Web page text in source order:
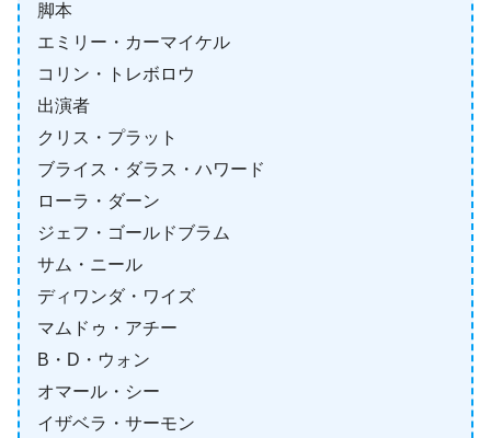
脚本
エミリー・カーマイケル
コリン・トレボロウ
出演者
クリス・プラット
ブライス・ダラス・ハワード
ローラ・ダーン
ジェフ・ゴールドブラム
サム・ニール
ディワンダ・ワイズ
マムドゥ・アチー
B・D・ウォン
オマール・シー
イザベラ・サーモン